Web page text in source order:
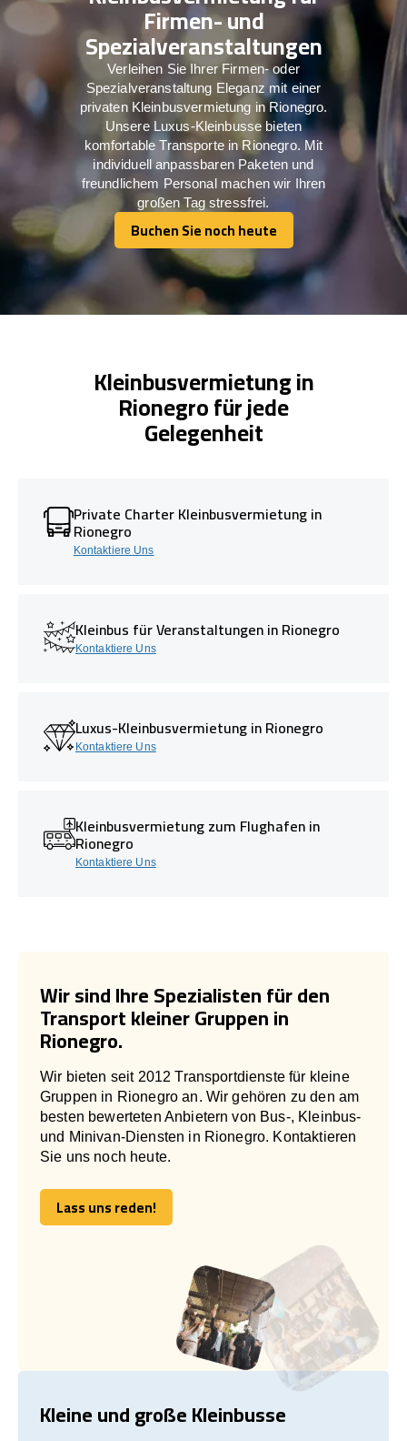
Firmen- und
Spezialveranstaltungen
Verleihen Sie Ihrer Firmen- oder
Spezialveranstaltung Eleganz mit einer
privaten Kleinbusvermietung in Rionegro.
Unsere Luxus-Kleinbusse bieten
komfortable Transporte in Rionegro. Mit
individuell anpassbaren Paketen und
freundlichem Personal machen wir Ihren
großen Tag stressfrei.
Buchen Sie noch heute
Buchen Sie noch heute
Kleinbusvermietung in
Rionegro für jede
Gelegenheit
Private Charter Kleinbusvermietung in
Rionegro
Kontaktiere Uns
Kleinbus für Veranstaltungen in Rionegro
Kontaktiere Uns
Luxus-Kleinbusvermietung in Rionegro
Kontaktiere Uns
Kleinbusvermietung zum Flughafen in
Rionegro
Kontaktiere Uns
Wir sind Ihre Spezialisten für den
Transport kleiner Gruppen in
Rionegro.
Wir bieten seit 2012 Transportdienste für kleine
Gruppen in Rionegro an. Wir gehören zu den am
besten bewerteten Anbietern von Bus-, Kleinbus-
und Minivan-Diensten in Rionegro. Kontaktieren
Sie uns noch heute.
Lass uns reden!
Lass uns reden!
Kleine und große Kleinbusse